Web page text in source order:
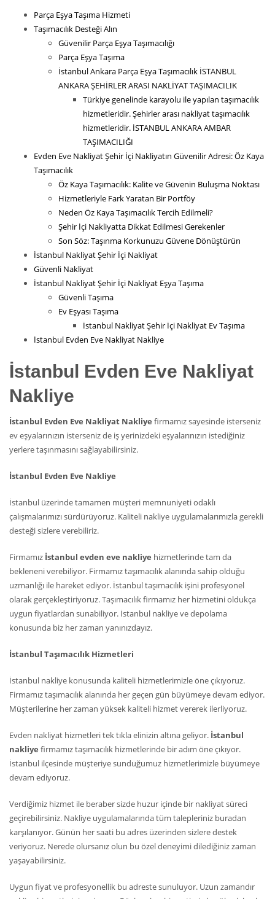
Parça Eşya Taşıma Hizmeti
Taşımacılık Desteği Alın
Güvenilir Parça Eşya Taşımacılığı
Parça Eşya Taşıma
İstanbul Ankara Parça Eşya Taşımacılık İSTANBUL
ANKARA ŞEHİRLER ARASI NAKLİYAT TAŞIMACILIK
Türkiye genelinde karayolu ile yapılan taşımacılık
hizmetleridir. Şehirler arası nakliyat taşımacılık
hizmetleridir. İSTANBUL ANKARA AMBAR
TAŞIMACILIĞI
Evden Eve Nakliyat Şehir İçi Nakliyatın Güvenilir Adresi: Öz Kaya
Taşımacılık
Öz Kaya Taşımacılık: Kalite ve Güvenin Buluşma Noktası
Hizmetleriyle Fark Yaratan Bir Portföy
Neden Öz Kaya Taşımacılık Tercih Edilmeli?
Şehir İçi Nakliyatta Dikkat Edilmesi Gerekenler
Son Söz: Taşınma Korkunuzu Güvene Dönüştürün
İstanbul Nakliyat Şehir İçi Nakliyat
Güvenli Nakliyat
İstanbul Nakliyat Şehir İçi Nakliyat Eşya Taşıma
Güvenli Taşıma
Ev Eşyası Taşıma
İstanbul Nakliyat Şehir İçi Nakliyat Ev Taşıma
İstanbul Evden Eve Nakliyat Nakliye
İstanbul Evden Eve Nakliyat
Nakliye
İstanbul Evden Eve Nakliyat Nakliye firmamız sayesinde isterseniz
ev eşyalarınızın isterseniz de iş yerinizdeki eşyalarınızın istediğiniz
yerlere taşınmasını sağlayabilirsiniz.
İstanbul Evden Eve Nakliye
İstanbul üzerinde tamamen müşteri memnuniyeti odaklı
çalışmalarımızı sürdürüyoruz. Kaliteli nakliye uygulamalarımızla gerekli
desteği sizlere verebiliriz.
Firmamız İstanbul evden eve nakliye hizmetlerinde tam da
bekleneni verebiliyor. Firmamız taşımacılık alanında sahip olduğu
uzmanlığı ile hareket ediyor. İstanbul taşımacılık işini profesyonel
olarak gerçekleştiriyoruz. Taşımacılık firmamız her hizmetini oldukça
uygun fiyatlardan sunabiliyor. İstanbul nakliye ve depolama
konusunda biz her zaman yanınızdayız.
İstanbul Taşımacılık Hizmetleri
İstanbul nakliye konusunda kaliteli hizmetlerimizle öne çıkıyoruz.
Firmamız taşımacılık alanında her geçen gün büyümeye devam ediyor.
Müşterilerine her zaman yüksek kaliteli hizmet vererek ilerliyoruz.
Evden nakliyat hizmetleri tek tıkla elinizin altına geliyor. İstanbul
nakliye firmamız taşımacılık hizmetlerinde bir adım öne çıkıyor.
İstanbul ilçesinde müşteriye sunduğumuz hizmetlerimizle büyümeye
devam ediyoruz.
Verdiğimiz hizmet ile beraber sizde huzur içinde bir nakliyat süreci
geçirebilirsiniz. Nakliye uygulamalarında tüm talepleriniz buradan
karşılanıyor. Günün her saati bu adres üzerinden sizlere destek
veriyoruz. Nerede olursanız olun bu özel deneyimi dilediğiniz zaman
yaşayabilirsiniz.
Uygun fiyat ve profesyonellik bu adreste sunuluyor. Uzun zamandır